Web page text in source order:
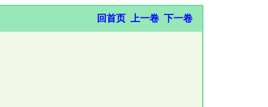
回首页 上一卷 下一卷